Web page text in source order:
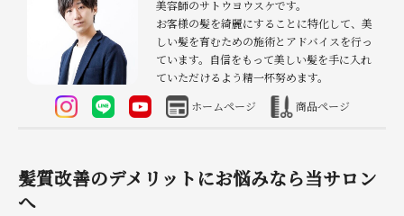
美容師のサトウヨウスケです。
お客様の髪を綺麗にすることに特化して、美
しい髪を育むための施術とアドバイスを行っ
ています。自信をもって美しい髪を手に入れ
ていただけるよう精一杯努めます。
ホームページ
商品ページ
髪質改善のデメリットにお悩みなら当サロン
へ